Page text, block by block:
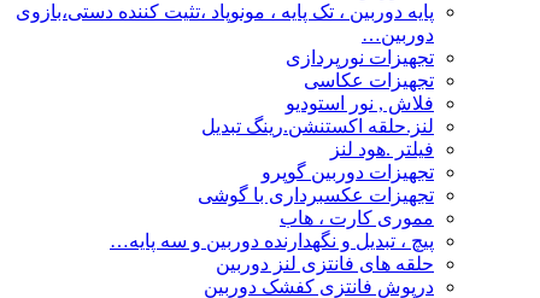
پایه دوربین ، تک پایه ، مونوپاد ،تثیت کننده دستی،بازوی
دوربین…
تجهیزات نورپردازی
تجهیزات عکاسی
فلاش , نور استودیو
لنز.حلقه اکستنشن.رینگ تبدیل
فیلتر .هود لنز
تجهیزات دوربین گوپرو
تجهیزات عکسبرداری با گوشی
مموری کارت ، هاب
پیچ ، تبدیل و نگهدارنده دوربین و سه پایه…
حلقه های فانتزی لنز دوربین
درپوش فانتزی کفشک دوربین